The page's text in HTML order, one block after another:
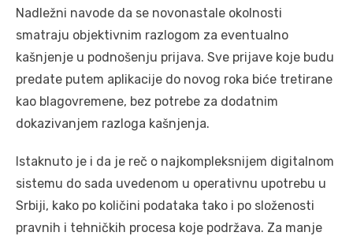
Nadležni navode da se novonastale okolnosti
smatraju objektivnim razlogom za eventualno
kašnjenje u podnošenju prijava. Sve prijave koje budu
predate putem aplikacije do novog roka biće tretirane
kao blagovremene, bez potrebe za dodatnim
dokazivanjem razloga kašnjenja.
Istaknuto je i da je reč o najkompleksnijem digitalnom
sistemu do sada uvedenom u operativnu upotrebu u
Srbiji, kako po količini podataka tako i po složenosti
pravnih i tehničkih procesa koje podržava. Za manje